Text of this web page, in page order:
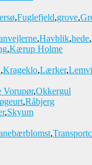
,Fuglefjeld,grove,
,Havblik,hede,
,Kærup Holme
,Krageklo,Lærker,
Vorupør,Okkergul
,Råbjerg
,Skyum
,